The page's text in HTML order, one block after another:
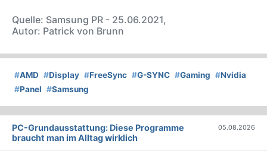
Quelle: Samsung PR - 25.06.2021,
Autor: Patrick von Brunn
#AMD #Display #FreeSync #G-SYNC #Gaming #Nvidia
#Panel #Samsung
PC-Grundausstattung: Diese Programme
braucht man im Alltag wirklich
05.08.2026